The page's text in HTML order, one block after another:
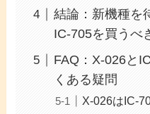
結論：新機種を
IC-705を買うべ
FAQ：X-026と
くある疑問
X-026はIC-